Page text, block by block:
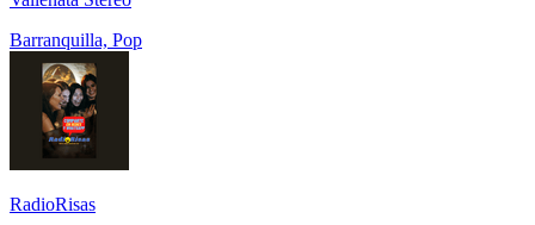
Barranquilla, Pop
RadioRisas